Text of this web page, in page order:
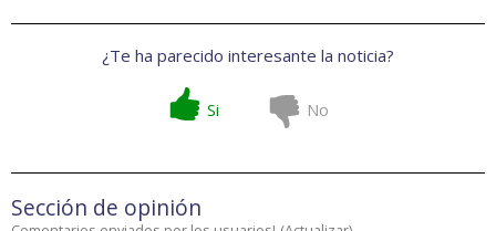
¿Te ha parecido interesante la noticia?
Si No
Sección de opinión